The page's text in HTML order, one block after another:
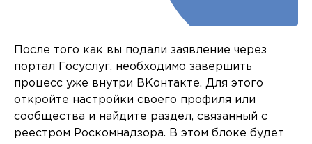
После того как вы подали заявление через
портал Госуслуг, необходимо завершить
процесс уже внутри ВКонтакте. Для этого
откройте настройки своего профиля или
сообщества и найдите раздел, связанный с
реестром Роскомнадзора. В этом блоке будет